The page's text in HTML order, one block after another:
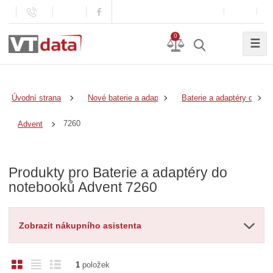
0
☰
Úvodní strana Nové baterie a adaptéry Baterie a adaptéry do
Advent 7260
Produkty pro Baterie a adaptéry do
notebooků Advent 7260
Zobrazit nákupního asistenta
O
Ř
1položek